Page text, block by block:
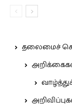
தலைமைச்